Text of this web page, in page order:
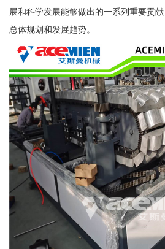
展和科学发展能够做出的一系列重要贡
总体规划和发展趋势。